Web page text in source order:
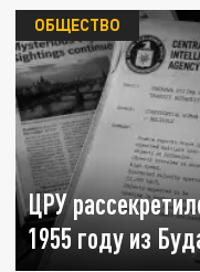
ЦРУ
1955 году из
ОБЩЕСТВО